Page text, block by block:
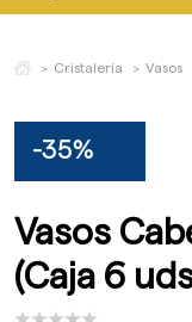
Cristalería Vasos
-35%
Vasos
(Caja 6